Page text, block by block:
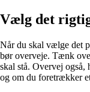
Vælg det
Når du skal vælge det
bør overveje. Tænk
skal stå. Overvej også,
og om du foretrækker